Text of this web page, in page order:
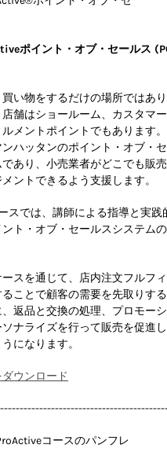
ポイント・オブ・セールス
い物をするだけの場所ではあ
舗はショールーム、カスタマー
メントポイントでもあります
ハッタンのポイント・オブ・
あり、小売業者がどこでも販
ントできるよう支援します。
スでは、講師による指導と実
ト・オブ・セールスシステム
スを通じて、店内注文フルフィ
ことで顧客の需要を先取りす
返品と交換の処理、プロモー
ナライズを行って販売を促進
になります。
ウンロード